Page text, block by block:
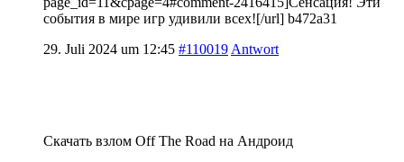
события в мире игр удивили всех![/url] b472a31
29. Juli 2024 um 12:45 #110019 Antwort
Скачать взлом Off The Road на Андроид